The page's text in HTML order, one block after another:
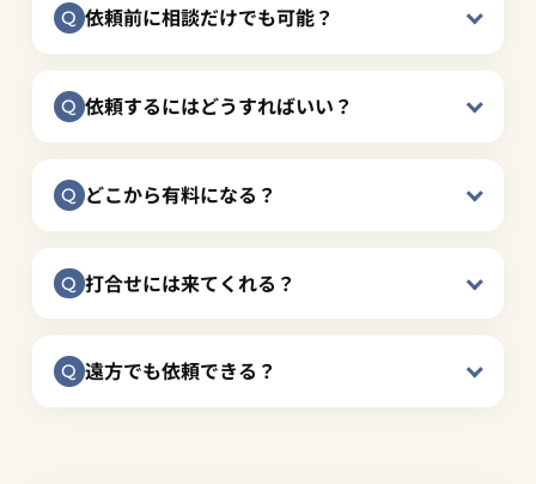
依頼前に相談だけでも可能？
依頼するにはどうすればいい？
どこから有料になる？
打合せには来てくれる？
遠方でも依頼できる？